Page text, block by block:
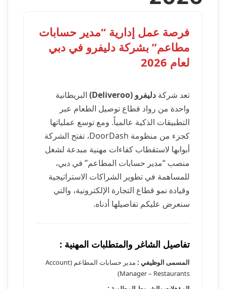
فرصة عمل إدارية “مدير حسابات
مطاعم” بشركة دليفرو في دبي
لعام 2026
تعد شركة دليفرو (Deliveroo)
البريطانية
واحدة من رواد قطاع توصيل الطعام عبر
التطبيقات الذكية عالمياً. ومع توسع عملياتها
كجزء من منظومة DoorDash، تفتح الشركة
أبوابها لاستقطاب كفاءات مهنية مبدعة لشغل
منصب “مدير حسابات المطاعم” في دبي،
للمساهمة في تطوير الشراكات الاستراتيجية
وقيادة نمو قطاع التجارة الإلكترونية، والتي
سنعرض عليكم تفاصيلها أدناه.
تفاصيل الشاغر والمتطلبات المهنية :
المسمى الوظيفي :
مدير حسابات المطاعم (Account
Manager – Restaurants)